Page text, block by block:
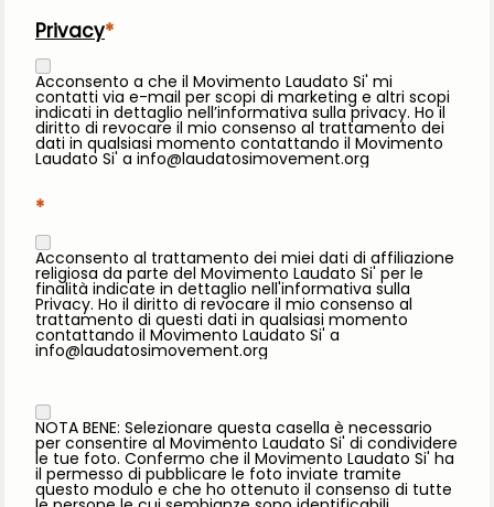
Privacy
Acconsento a che il Movimento Laudato Si' mi
contatti via e-mail per scopi di marketing e altri scopi
indicati in dettaglio nell’informativa sulla privacy. Ho il
diritto di revocare il mio consenso al trattamento dei
dati in qualsiasi momento contattando il Movimento
Laudato Si' a info@laudatosimovement.org
Acconsento al trattamento dei miei dati di affiliazione
religiosa da parte del Movimento Laudato Si' per le
finalità indicate in dettaglio nell'informativa sulla
Privacy. Ho il diritto di revocare il mio consenso al
trattamento di questi dati in qualsiasi momento
contattando il Movimento Laudato Si' a
info@laudatosimovement.org
NOTA BENE: Selezionare questa casella è necessario
per consentire al Movimento Laudato Si' di condividere
le tue foto. Confermo che il Movimento Laudato Si' ha
il permesso di pubblicare le foto inviate tramite
questo modulo e che ho ottenuto il consenso di tutte